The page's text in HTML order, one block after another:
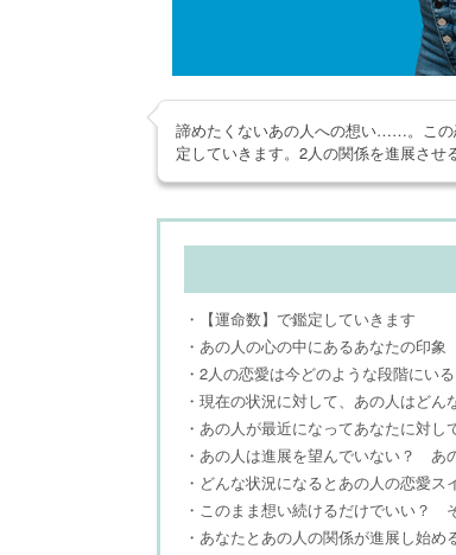
諦めたくないあの人への想い……。こ
定していきます。2人の関係を進展させ
・【運命数】で鑑定していきます
・あの人の心の中にあるあなたの印象
・2人の恋愛は今どのような段階にい
・現在の状況に対して、あの人はどん
・あの人が最近になってあなたに対し
・あの人は進展を望んでいない？ あ
・どんな状況になるとあの人の恋愛ス
・このまま想い続けるだけでいい？
・あなたとあの人の関係が進展し始め